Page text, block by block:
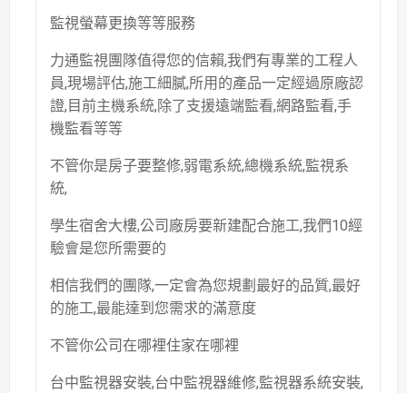
監視螢幕更換等等服務
力通監視團隊值得您的信賴,我們有專業的工程人
員,現場評估,施工細膩,所用的產品一定經過原廠認
證,目前主機系統,除了支援遠端監看,網路監看,手
機監看等等
不管你是房子要整修,弱電系統,總機系統,監視系
統,
學生宿舍大樓,公司廠房要新建配合施工,我們10經
驗會是您所需要的
相信我們的團隊,一定會為您規劃最好的品質,最好
的施工,最能達到您需求的滿意度
不管你公司在哪裡住家在哪裡
台中監視器安裝,台中監視器維修,監視器系統安裝,